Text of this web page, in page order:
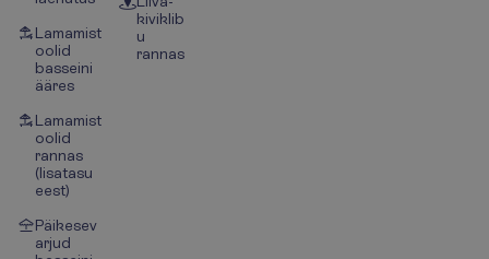
Lamamist
oolid
basseini
ääres
Lamamist
oolid
rannas
(lisatasu
eest)
Päikesev
arjud
kiviklib
u
rannas